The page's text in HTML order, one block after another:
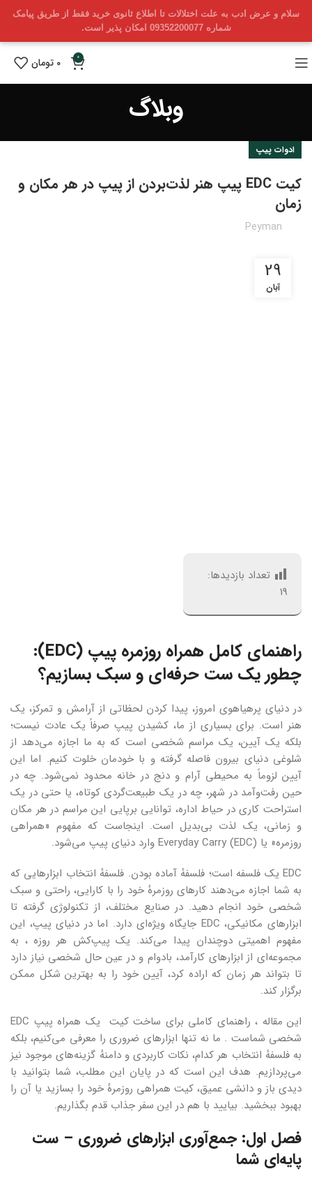
سلام و عرض ادب به علت اختلالات تا اطلاع ثانوی خرید فقط از طریق پیامک
شماره 09352200077 امکان پذیر است.
0
0 تومان
وبلاگ
ادوات پیپ
کیت EDC پیپ هنر لذت‌بردن از پیپ در هر مکان و
زمان
Peyman
29
آبان
تعداد بازدیدها:
19
راهنمای کامل همراه روزمره پیپ (EDC):
چطور یک ست حرفه‌ای و سبک بسازیم؟
در دنیای پرهیاهوی امروز، پیدا کردن لحظاتی از آرامش و تمرکز، یک
هنر است. برای بسیاری از ما، کشیدن پیپ صرفاً یک عادت نیست؛
بلکه یک آیین، یک مراسم شخصی است که به ما اجازه می‌دهد از
شلوغی دنیای بیرون فاصله گرفته و با خودمان خلوت کنیم. اما این
آیین لزوماً به محیطی آرام و دنج در خانه محدود نمی‌شود. چه در
حین رفت‌وآمد در شهر، چه در یک طبیعت‌گردی کوتاه، یا حتی در یک
استراحت کاری در حیاط اداره، توانایی برپایی این مراسم در هر مکان
و زمانی، یک لذت بی‌بدیل است. اینجاست که مفهوم «همراهی
روزمره» یا Everyday Carry (EDC) وارد دنیای پیپ می‌شود.
EDC یک فلسفه است؛ فلسفهٔ آماده بودن. فلسفهٔ انتخاب ابزارهایی که
به شما اجازه می‌دهند کارهای روزمرهٔ خود را با کارایی، راحتی و سبک
شخصی خود انجام دهید. در صنایع مختلف، از تکنولوژی گرفته تا
ابزارهای مکانیکی، EDC جایگاه ویژه‌ای دارد. اما در دنیای پیپ، این
مفهوم اهمیتی دوچندان پیدا می‌کند. یک پیپ‌کش هر روزه ، به
مجموعه‌ای از ابزارهای کارآمد، بادوام و در عین حال شخصی نیاز دارد
تا بتواند هر زمان که اراده کرد، آیین خود را به بهترین شکل ممکن
برگزار کند.
این مقاله ، راهنمای کاملی برای ساخت کیت یک همراه پیپ EDC
شخصی شماست . ما نه تنها ابزارهای ضروری را معرفی می‌کنیم، بلکه
به فلسفهٔ انتخاب هر کدام، نکات کاربردی و دامنهٔ گزینه‌های موجود نیز
می‌پردازیم. هدف این است که در پایان این مطلب، شما بتوانید با
دیدی باز و دانشی عمیق، کیت همراهی روزمرهٔ خود را بسازید یا آن را
بهبود ببخشید. بیایید با هم در این سفر جذاب قدم بگذاریم.
فصل اول: جمع‌آوری ابزارهای ضروری – ست
پایه‌ای شما